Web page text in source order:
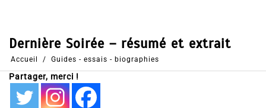
40
Partages
Partager, merci !